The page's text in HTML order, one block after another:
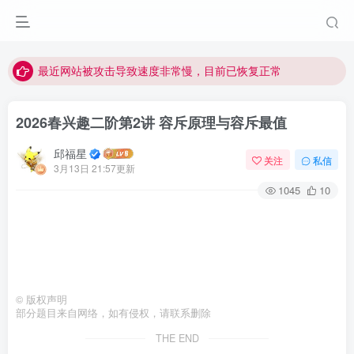
最近网站被攻击导致速度非常慢，目前已恢复正常
2026春兴趣二阶第2讲 容斥原理与容斥最值
邱福星
3月13日 21:57更新
关注 私信
1045 10
© 版权声明
部分题目来自网络，如有侵权，请联系删除
THE END